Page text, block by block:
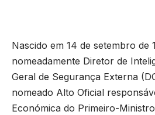
Nascido em 14 de setembro de
nomeadamente Diretor de
Geral de Segurança Externa
nomeado Alto Oficial
Económica do Primeiro-